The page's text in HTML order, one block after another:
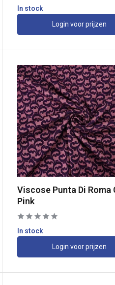
In stock
Login voor prijzen
Viscose Punta Di Roma
Pink
In stock
Login voor prijzen